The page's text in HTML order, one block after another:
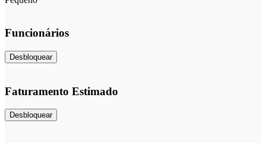
Funcionários
Desbloquear
Faturamento Estimado
Desbloquear